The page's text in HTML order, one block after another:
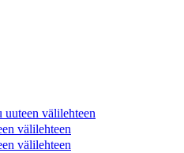
uuteen välilehteen
välilehteen
välilehteen